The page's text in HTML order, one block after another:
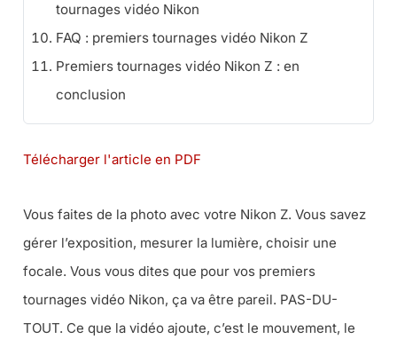
tournages vidéo Nikon
FAQ : premiers tournages vidéo Nikon Z
Premiers tournages vidéo Nikon Z : en
conclusion
Télécharger l'article en PDF
Vous faites de la photo avec votre Nikon Z. Vous savez
gérer l’exposition, mesurer la lumière, choisir une
focale. Vous vous dites que pour vos premiers
tournages vidéo Nikon, ça va être pareil. PAS-DU-
TOUT. Ce que la vidéo ajoute, c’est le mouvement, le